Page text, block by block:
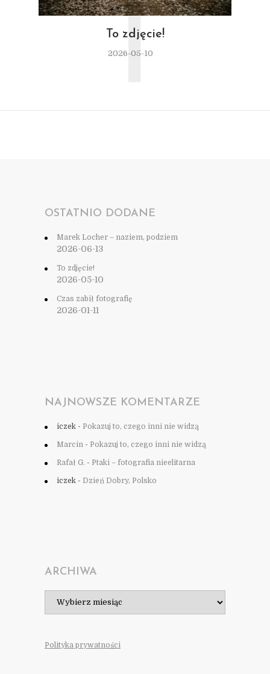
To zdjęcie!
2026-05-10
T
OSTATNIO DODANE
Marek Locher – naziem, podziem
2026-06-13
To zdjęcie!
2026-05-10
Czas zabił fotografię
2026-01-11
NAJNOWSZE KOMENTARZE
iczek - Pokazuj to, czego inni nie widzą
Marcin - Pokazuj to, czego inni nie widzą
Rafał G. - Ptaki – fotografia nieelitarna
iczek - Dzień Dobry, Polsko
ARCHIWA
Polityka prywatności